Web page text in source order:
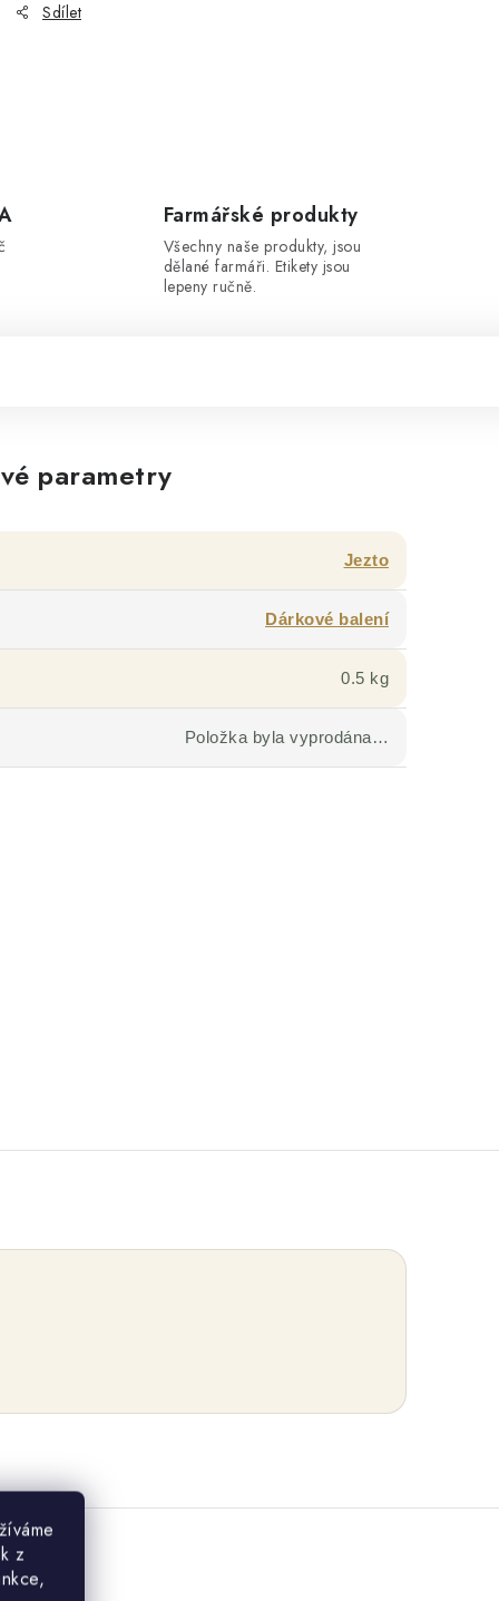
z
Sdílet
Farmářské produkty
Všechny naše produkty, jsou
dělané farmáři. Etikety jsou
lepeny ručně.
parametry
Jezto
Dárkové balení
0.5 kg
Položka byla vyprodána…